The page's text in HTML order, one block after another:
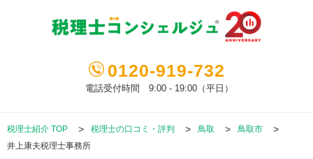
0120-919-732
電話受付時間 9:00 - 19:00（平日）
税理士紹介 TOP 税理士の口コミ・評判 鳥取
鳥取市
井上康夫税理士事務所